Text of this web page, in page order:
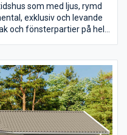
som med ljus, rymd
exklusiv och levande
och fönsterpartier på hela
och öppnar
ute och äta. Här finns även
ett WC, tre sovrum